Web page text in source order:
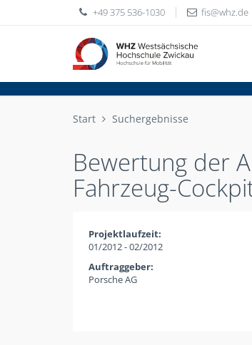
+49 375 536-1030 fis whzde
Start Suchergebnisse
Bewertung der
Fahrzeug-
Projektlaufzeit:
01/2012 - 02/2012
Auftraggeber:
Porsche AG